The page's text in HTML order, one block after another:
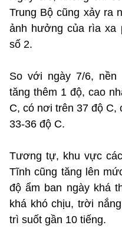
Trung Bộ cũng xảy ra
ảnh hưởng của rìa xa
số 2.
So với ngày 7/6, nền
tăng thêm 1 độ, cao
C, có nơi trên 37 độ C,
33-36 độ C.
Tương tự, khu vực
Tĩnh cũng tăng lên
độ ẩm ban ngày khá
khá khó chịu, trời
trì suốt gần 10 tiếng.